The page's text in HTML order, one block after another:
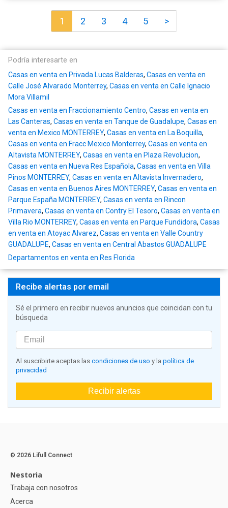
1 2 3 4 5 >
Podría interesarte en
Casas en venta en Privada Lucas Balderas, Casas en venta en
Calle José Alvarado Monterrey, Casas en venta en Calle Ignacio
Mora Villamil
Casas en venta en Fraccionamiento Centro, Casas en venta en
Las Canteras, Casas en venta en Tanque de Guadalupe, Casas en
venta en Mexico MONTERREY, Casas en venta en La Boquilla,
Casas en venta en Fracc Mexico Monterrey, Casas en venta en
Altavista MONTERREY, Casas en venta en Plaza Revolucion,
Casas en venta en Nueva Res Española, Casas en venta en Villa
Pinos MONTERREY, Casas en venta en Altavista Invernadero,
Casas en venta en Buenos Aires MONTERREY, Casas en venta en
Parque España MONTERREY, Casas en venta en Rincon
Primavera, Casas en venta en Contry El Tesoro, Casas en venta en
Villa Rio MONTERREY, Casas en venta en Parque Fundidora, Casas
en venta en Atoyac Alvarez, Casas en venta en Valle Country
GUADALUPE, Casas en venta en Central Abastos GUADALUPE
Departamentos en venta en Res Florida
Recibe alertas por email
Sé el primero en recibir nuevos anuncios que coincidan con tu
búsqueda
Al suscribirte aceptas las condiciones de uso y la política de
privacidad
Recibir alertas
© 2026 Lifull Connect
Nestoria
Trabaja con nosotros
Acerca